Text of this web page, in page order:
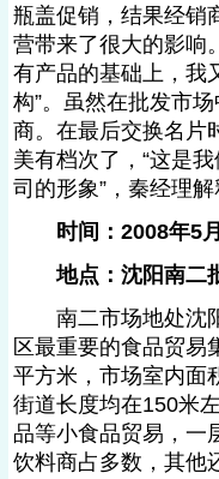
瓶盖促销，结果经销
营带来了很大的影响
有产品的基础上，我
构”。虽然在批发市
商。在最后交换名片
美有档次了，“这是
司的形象”，秦经理
时间：2008年5
地点：沈阳南二
南二市场地处沈阳
区最重要的食品贸易
平方米，市场室内面
街道长度均在150米
品等小食品贸易，一
饮料商占多数，其他